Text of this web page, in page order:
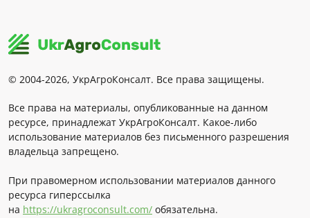
© 2004-2026, УкрАгроКонсалт. Все права защищены.
Все права на материалы, опубликованные на данном
ресурсе, принадлежат УкрАгроКонсалт. Какое-либо
использование материалов без письменного разрешения
владельца запрещено.
При правомерном использовании материалов данного
ресурса гиперссылка
на https://ukragroconsult.com/ обязательна.